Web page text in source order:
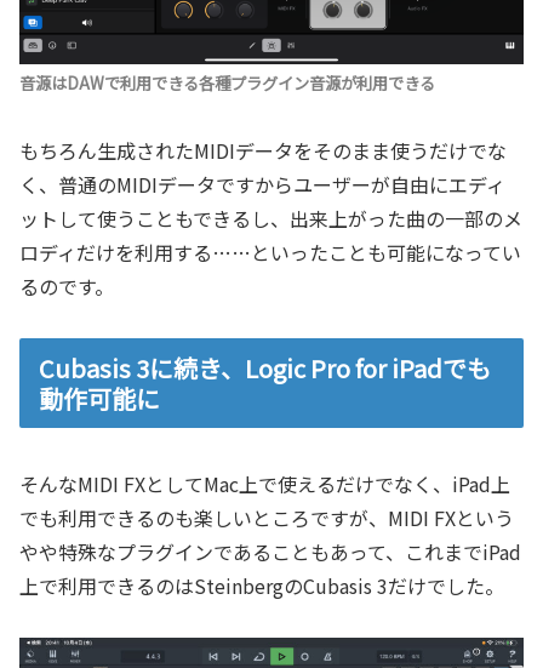
音源はDAWで利用できる各種プラグイン音源が利用できる
もちろん生成されたMIDIデータをそのまま使うだけでな
く、普通のMIDIデータですからユーザーが自由にエディ
ットして使うこともできるし、出来上がった曲の一部のメ
ロディだけを利用する……といったことも可能になってい
るのです。
Cubasis 3に続き、Logic Pro for iPadでも
動作可能に
そんなMIDI FXとしてMac上で使えるだけでなく、iPad上
でも利用できるのも楽しいところですが、MIDI FXという
やや特殊なプラグインであることもあって、これまでiPad
上で利用できるのはSteinbergのCubasis 3だけでした。